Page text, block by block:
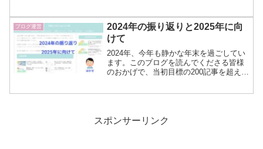
た。振動計測（ハンマリング試験）ハン
マリング試験と実験モード...
ブログ運営
2024年の振り返りと2025年に向
けて
2024年、今年も静かな年末を過ごしてい
ます。このブログを読んでくださる皆様
のおかげで、当初目標の200記事を超え
スポンサーリンク